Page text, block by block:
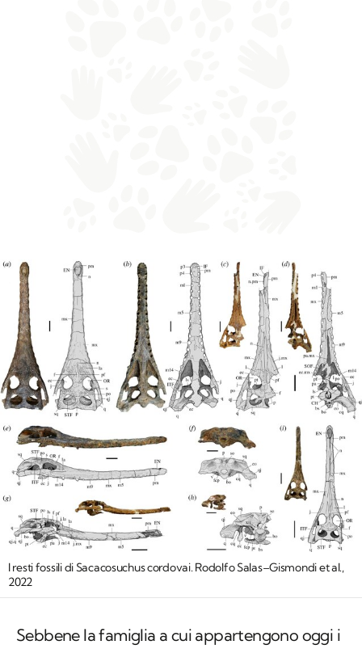
I resti fossili di Sacacosuchus cordovai. Rodolfo Salas–Gismondi et al.,
2022
Sebbene la famiglia a cui appartengono oggi i